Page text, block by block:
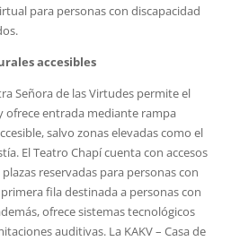
para personas con discapacidad
accesibles
Señora de las Virtudes permite el
ofrece entrada mediante rampa
salvo zonas elevadas como el
El Teatro Chapí cuenta con accesos
reservadas para personas con
fila destinada a personas con
ofrece sistemas tecnológicos
auditivas. La KAKV – Casa de